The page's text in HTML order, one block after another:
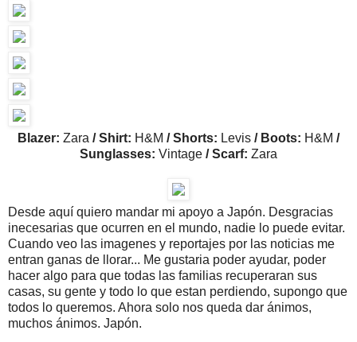
Blazer: Zara / Shirt: H&M / Shorts: Levis / Boots: H&M /
Sunglasses: Vintage / Scarf: Zara
Desde aquí quiero mandar mi apoyo a Japón. Desgracias
inecesarias que ocurren en el mundo, nadie lo puede evitar.
Cuando veo las imagenes y reportajes por las noticias me
entran ganas de llorar... Me gustaria poder ayudar, poder
hacer algo para que todas las familias recuperaran sus
casas, su gente y todo lo que estan perdiendo, supongo que
todos lo queremos. Ahora solo nos queda dar ánimos,
muchos ánimos. Japón.